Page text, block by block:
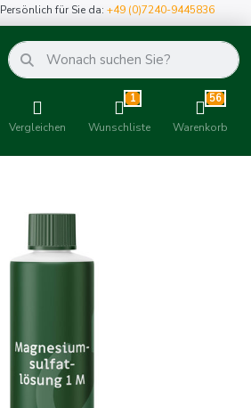
Persönlich für Sie da:+49 (0)7240-9445836
Vergleichen
1
Wunschliste
56
Warenkorb